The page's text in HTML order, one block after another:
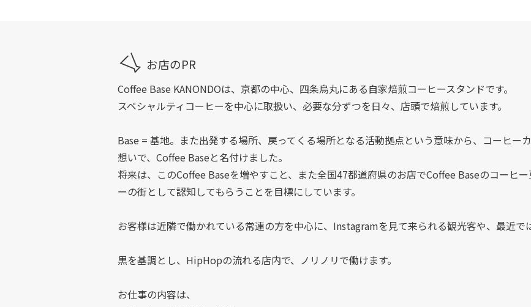
お店のPR
Coffee Base KANONDOは、京都の中心、四条烏丸にある自家焙煎コーヒースタンドです。
スペシャルティコーヒーを中心に取扱い、必要な分ずつを日々、店頭で焙煎しています。
Base = 基地。また出発する場所、戻ってくる場所となる活動拠点という意味から、コーヒー
想いで、Coffee Baseと名付けました。
将来は、このCoffee Baseを増やすこと、また全国47都道府県のお店でCoffee Baseのコーヒ
ーの街として認知してもらうことを目標にしています。
お客様は近隣で働かれている常連の方を中心に、Instagramを見て来られる観光客や、最近で
黒を基調とし、HipHopの流れる店内で、ノリノリで働けます。
お仕事の内容は、